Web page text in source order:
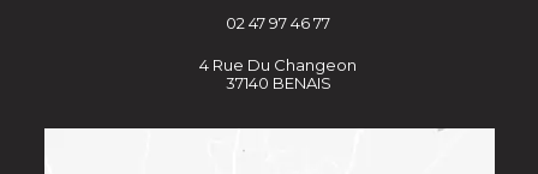
02 47 97 46 77
4 Rue Du Changeon
37140 BENAIS